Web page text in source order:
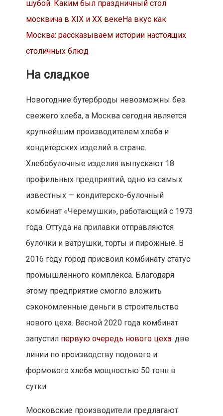
шубой. Каким был праздничный стол
москвича в ХIХ и ХХ векеНа вкус как
Москва: рассказываем истории настоящих
столичных блюд
На сладкое
Новогодние бутерброды невозможны без
свежего хлеба, а Москва сегодня является
крупнейшим производителем хлеба и
кондитерских изделий в стране.
Хлебобулочные изделия выпускают 18
профильных предприятий, одно из самых
известных — кондитерско-булочный
комбинат «Черемушки», работающий с 1973
года. Оттуда на прилавки отправляются
булочки и ватрушки, торты и пирожные. В
2016 году город присвоил комбинату статус
промышленного комплекса. Благодаря
этому предприятие смогло вложить
сэкономленные деньги в строительство
нового цеха. Весной 2020 года комбинат
запустил первую очередь нового цеха: две
линии по производству подового и
формового хлеба мощностью 50 тонн в
сутки.
Московские производители предлагают